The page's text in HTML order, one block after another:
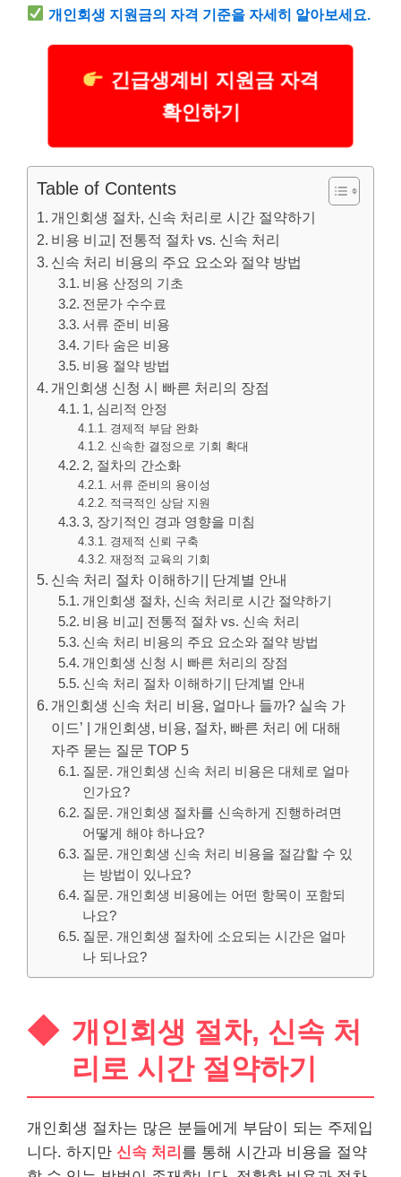
개인회생 지원금의 자격 기준을 자세히 알아보세요.
긴급생계비 지원금 자격
확인하기
Table of Contents
개인회생 절차, 신속 처리로 시간 절약하기
비용 비교| 전통적 절차 vs. 신속 처리
신속 처리 비용의 주요 요소와 절약 방법
비용 산정의 기초
전문가 수수료
서류 준비 비용
기타 숨은 비용
비용 절약 방법
개인회생 신청 시 빠른 처리의 장점
1, 심리적 안정
경제적 부담 완화
신속한 결정으로 기회 확대
2, 절차의 간소화
서류 준비의 용이성
적극적인 상담 지원
3, 장기적인 경과 영향을 미침
경제적 신뢰 구축
재정적 교육의 기회
신속 처리 절차 이해하기| 단계별 안내
개인회생 절차, 신속 처리로 시간 절약하기
비용 비교| 전통적 절차 vs. 신속 처리
신속 처리 비용의 주요 요소와 절약 방법
개인회생 신청 시 빠른 처리의 장점
신속 처리 절차 이해하기| 단계별 안내
개인회생 신속 처리 비용, 얼마나 들까? 실속 가
이드’ | 개인회생, 비용, 절차, 빠른 처리 에 대해
자주 묻는 질문 TOP 5
질문. 개인회생 신속 처리 비용은 대체로 얼마
인가요?
질문. 개인회생 절차를 신속하게 진행하려면
어떻게 해야 하나요?
질문. 개인회생 신속 처리 비용을 절감할 수 있
는 방법이 있나요?
질문. 개인회생 비용에는 어떤 항목이 포함되
나요?
질문. 개인회생 절차에 소요되는 시간은 얼마
나 되나요?
개인회생 절차, 신속 처
리로 시간 절약하기
개인회생 절차는 많은 분들에게 부담이 되는 주제입
니다. 하지만 신속 처리 를 통해 시간과 비용을 절약